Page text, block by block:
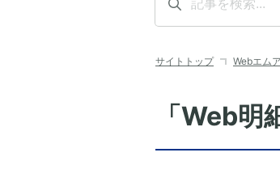
サイトトップ Webエム
「Web